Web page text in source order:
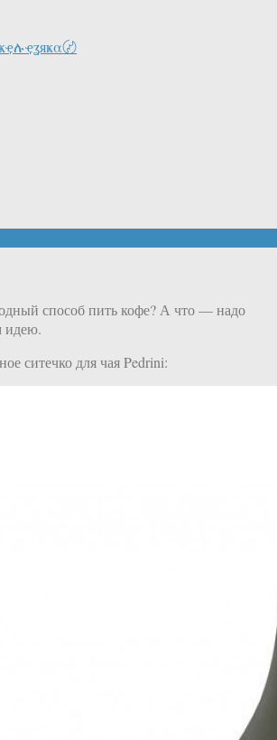
〄
способ пить кофе? А что — надо
идею.
ситечко для чая Pedrini: